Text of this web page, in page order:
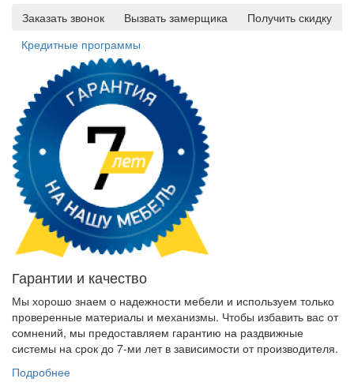
Заказать звонок
Вызвать замерщика
Получить скидку
Кредитные программы
Гарантии и качество
Мы хорошо знаем о надежности мебели и используем только
проверенные материалы и механизмы. Чтобы избавить вас от
сомнений, мы предоставляем гарантию на раздвижные
системы на срок до 7-ми лет в зависимости от производителя.
Подробнее